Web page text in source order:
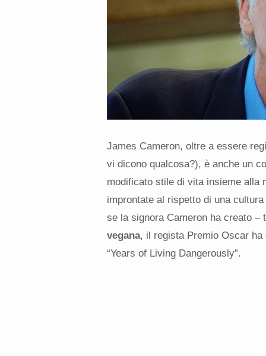
James Cameron, oltre a essere
vi dicono qualcosa?), è anche un
modificato stile di vita insieme alla
improntate al rispetto di una
se la signora Cameron ha creato
vegana, il regista Premio Oscar
“Years of Living Dangerously”.